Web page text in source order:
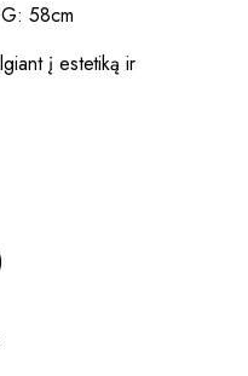
58cm
į estetiką ir